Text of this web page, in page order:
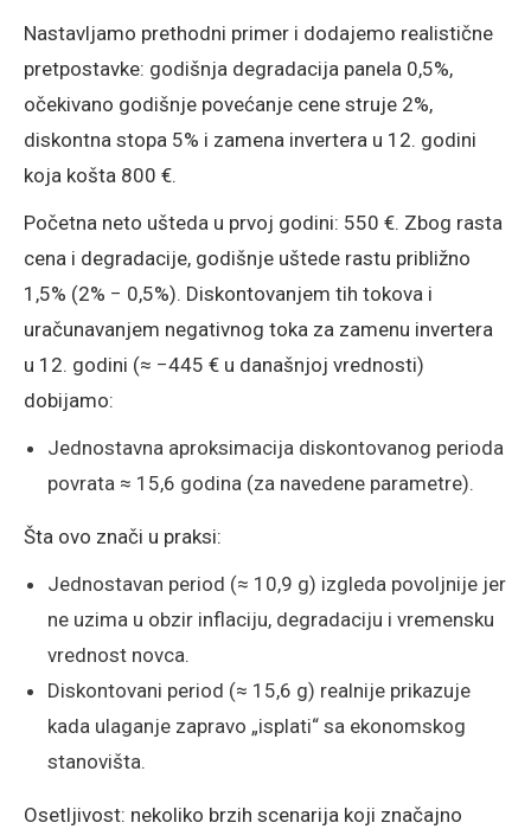
Nastavljamo prethodni primer i dodajemo realistične
pretpostavke: godišnja degradacija panela 0,5%,
očekivano godišnje povećanje cene struje 2%,
diskontna stopa 5% i zamena invertera u 12. godini
koja košta 800 €.
Početna neto ušteda u prvoj godini: 550 €. Zbog rasta
cena i degradacije, godišnje uštede rastu približno
1,5% (2% − 0,5%). Diskontovanjem tih tokova i
uračunavanjem negativnog toka za zamenu invertera
u 12. godini (≈ −445 € u današnjoj vrednosti)
dobijamo:
Jednostavna aproksimacija diskontovanog perioda
povrata ≈ 15,6 godina (za navedene parametre).
Šta ovo znači u praksi:
Jednostavan period (≈ 10,9 g) izgleda povoljnije jer
ne uzima u obzir inflaciju, degradaciju i vremensku
vrednost novca.
Diskontovani period (≈ 15,6 g) realnije prikazuje
kada ulaganje zapravo „isplati“ sa ekonomskog
stanovišta.
Osetljivost: nekoliko brzih scenarija koji značajno